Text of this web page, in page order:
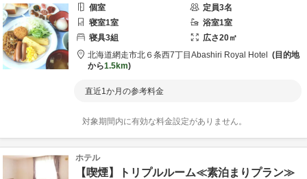
個室
定員3名
寝室1室 浴室1室
寝具3組 広さ20㎡
北海道網走市北６条西7丁目 Abashiri Royal Hotel
目的地
から1.5km
直近1か月の参考料金
対象期間内に有効な料金設定がありません。
ホテル
【喫煙】トリプルルーム≪素泊まりプラン≫